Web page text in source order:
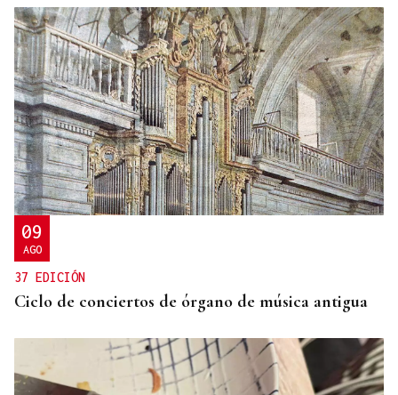
09
AGO
37 EDICIÓN
Ciclo de conciertos de órgano de música antigua